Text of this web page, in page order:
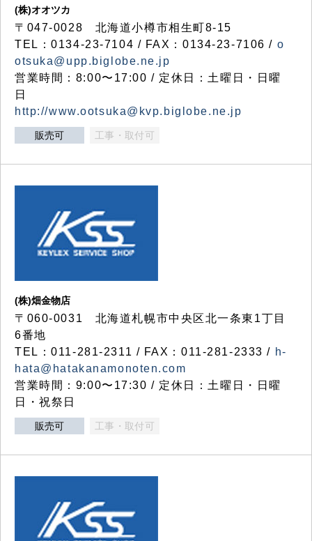
(株)オオツカ
〒047-0028 北海道小樽市相生町8-15
TEL：0134-23-7104 / FAX：0134-23-7106 / o
otsuka@upp.biglobe.ne.jp
営業時間：8:00〜17:00 / 定休日：土曜日・日曜
日
http://www.ootsuka@kvp.biglobe.ne.jp
販売可 工事・取付可
(株)畑金物店
〒060-0031 北海道札幌市中央区北一条東1丁目
6番地
TEL：011-281-2311 / FAX：011-281-2333 / h-
hata@hatakanamonoten.com
営業時間：9:00〜17:30 / 定休日：土曜日・日曜
日・祝祭日
販売可 工事・取付可